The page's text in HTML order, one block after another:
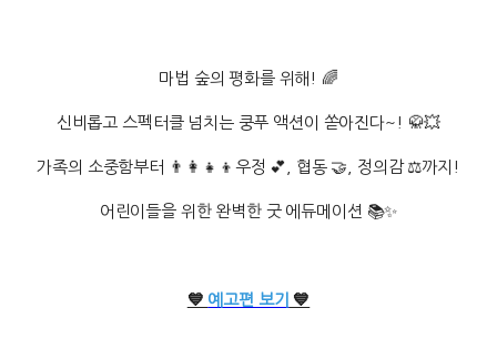
마법 숲의 평화를 위해! 🌈
신비롭고 스펙터클 넘치는 쿵푸 액션이 쏟아진다~! 🥋💥
가족의 소중함부터 👨‍👩‍👧‍👦우정 💕, 협동 🤝, 정의감 ⚖️까지!
어린이들을 위한 완벽한 굿 에듀메이션 📚✨
💙 예고편 보기 💙